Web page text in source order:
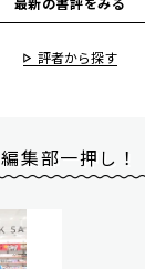
評者から探す
編集部一押し！